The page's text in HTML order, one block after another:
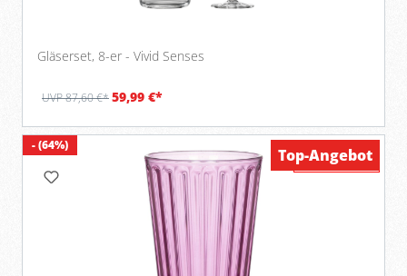
Gläserset, 8-er - Vivid Senses
UVP 87,60 €*59,99 €*
- (64%)
Werbung
Top-Angebot